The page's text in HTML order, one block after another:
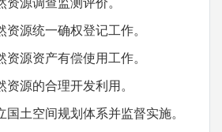
源统一确权登记工作。
源资产有偿使用工作。
源的合理开发利用。
土空间规划体系并监督实施。